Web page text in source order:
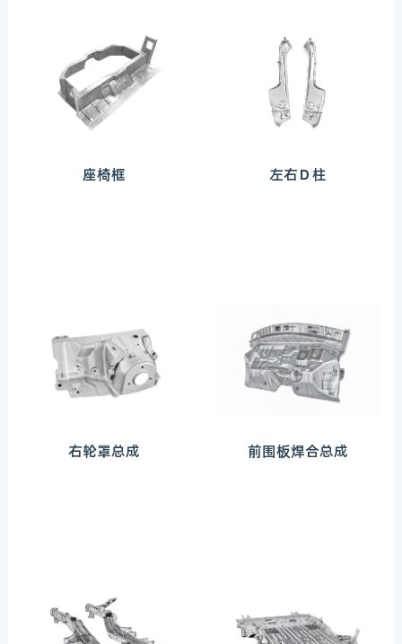
座椅框 左右Ｄ柱
右轮罩总成 前围板焊合总成